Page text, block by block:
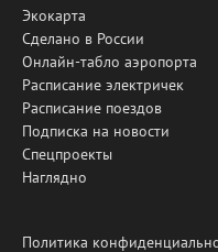
Экокарта
Сделано в России
Онлайн-табло аэропорта
Расписание электричек
Расписание поездов
Подписка на новости
Спецпроекты
Наглядно
Политика